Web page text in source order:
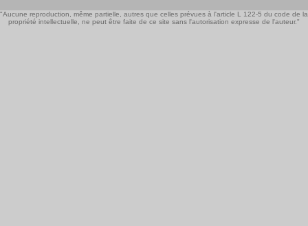
"Aucune reproduction, même partielle, autres que celles prévues à l'article L 122-5 du code de la
propriété intellectuelle, ne peut être faite de ce site sans l'autorisation expresse de l'auteur."